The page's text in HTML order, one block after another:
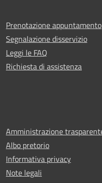
Prenotazione appuntamento
Segnalazione disservizio
Leggi le FAQ
Richiesta di assistenza
Amministrazione
Albo pretorio
Informativa privacy
Note legali